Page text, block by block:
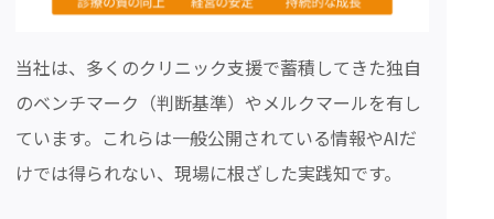
当社は、多くのクリニック支援で蓄積してきた独自
のベンチマーク（判断基準）やメルクマールを有し
ています。これらは一般公開されている情報やAIだ
けでは得られない、現場に根ざした実践知です。